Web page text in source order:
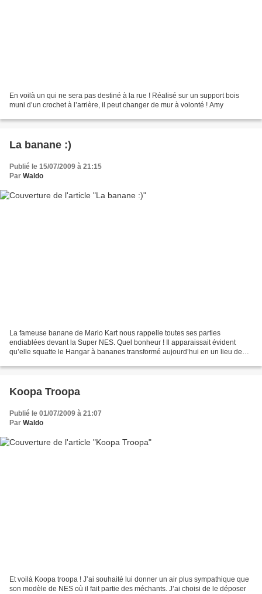
En voilà un qui ne sera pas destiné à la rue ! Réalisé sur un support bois
muni d’un crochet à l’arrière, il peut changer de mur à volonté ! Amy
La banane :)
Publié le 15/07/2009 à 21:15
Par Waldo
La fameuse banane de Mario Kart nous rappelle toutes ses parties
endiablées devant la Super NES. Quel bonheur ! Il apparaissait évident
qu’elle squatte le Hangar à bananes transformé aujourd’hui en un lieu de
Koopa Troopa
Publié le 01/07/2009 à 21:07
Par Waldo
Et voilà Koopa troopa ! J’ai souhaité lui donner un air plus sympathique que
son modèle de NES où il fait partie des méchants. J’ai choisi de le déposer